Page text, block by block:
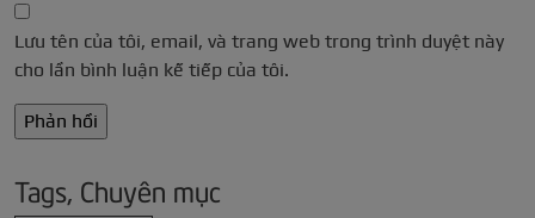
Lưu tên của tôi, email, và trang web trong trình duyệt này
cho lần bình luận kế tiếp của tôi.
Tags, Chuyên mục